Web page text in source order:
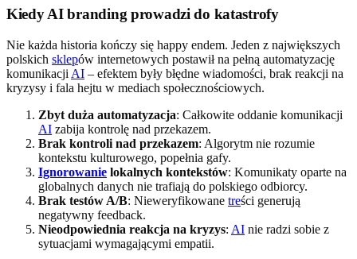
Kiedy AI branding prowadzi do katastrofy
Nie każda historia kończy się happy endem. Jeden z największych
polskich sklepów internetowych postawił na pełną automatyzację
komunikacji AI – efektem były błędne wiadomości, brak reakcji na
kryzysy i fala hejtu w mediach społecznościowych.
Zbyt duża automatyzacja: Całkowite oddanie komunikacji
AI zabija kontrolę nad przekazem.
Brak kontroli nad przekazem: Algorytm nie rozumie
kontekstu kulturowego, popełnia gafy.
Ignorowanie lokalnych kontekstów: Komunikaty oparte na
globalnych danych nie trafiają do polskiego odbiorcy.
Brak testów A/B: Nieweryfikowane treści generują
negatywny feedback.
Nieodpowiednia reakcja na kryzys: AI nie radzi sobie z
sytuacjami wymagającymi empatii.